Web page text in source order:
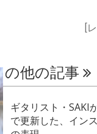
[
他の記事
ギタリスト・SAKI
で更新した、イン